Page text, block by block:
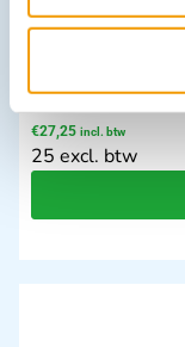
€27,25 incl. btw
25 excl. btw